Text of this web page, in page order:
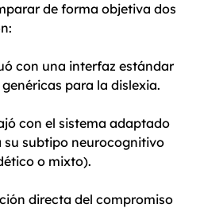
de forma objetiva dos
con una interfaz estándar
para la dislexia.
con el sistema adaptado
su subtipo neurocognitivo
o mixto).
directa del compromiso